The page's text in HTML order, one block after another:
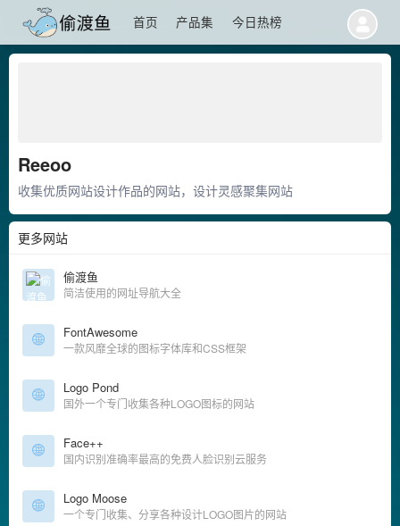
首页 产品集 今日热榜
Reeoo
收集优质网站设计作品的网站，设计灵感聚集网站
更多网站
偷渡鱼
简洁使用的网址导航大全
FontAwesome
一款风靡全球的图标字体库和CSS框架
Logo Pond
国外一个专门收集各种LOGO图标的网站
Face++
国内识别准确率最高的免费人脸识别云服务
Logo Moose
一个专门收集、分享各种设计LOGO图片的网站